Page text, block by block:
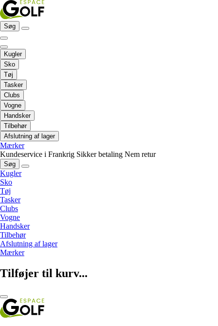
Søg
Kugler
Sko
Tøj
Tasker
Clubs
Vogne
Handsker
Tilbehør
Afslutning af lager
Mærker
Kundeservice i Frankrig Sikker betaling Nem retur
Søg
Kugler
Sko
Tøj
Tasker
Clubs
Vogne
Handsker
Tilbehør
Afslutning af lager
Mærker
Tilføjer til kurv...